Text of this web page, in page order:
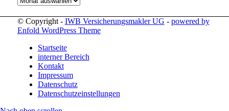
© Copyright - IWB Versicherungsmakler UG - powered by
Enfold WordPress Theme
Startseite
interner Bereich
Kontakt
Impressum
Datenschutz
Datenschutzeinstellungen